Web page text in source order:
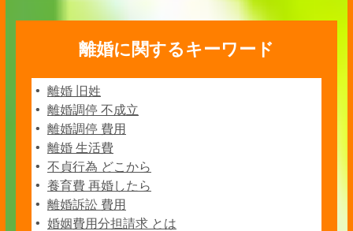
離婚に関するキーワード
離婚 旧姓
離婚調停 不成立
離婚調停 費用
離婚 生活費
不貞行為 どこから
養育費 再婚したら
離婚訴訟 費用
婚姻費用分担請求 とは